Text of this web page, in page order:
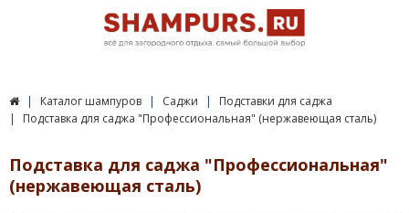
Каталог шампуров Саджи
Подставки для саджа
Подставка для саджа "Профессиональная" (нержавеющая сталь)
Подставка для саджа "Профессиональная"
(нержавеющая сталь)